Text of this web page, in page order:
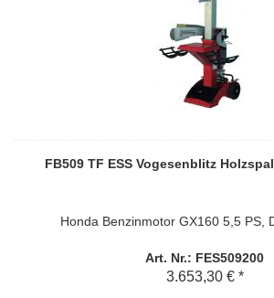
FB509 TF ESS Vogesenblitz
Honda Benzinmotor GX160 5,5 PS,
Art. Nr.: FES509200
3.653,30 € *